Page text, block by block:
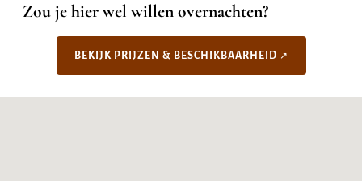
Zou je hier wel willen overnachten?
BEKIJK PRIJZEN & BESCHIKBAARHEID